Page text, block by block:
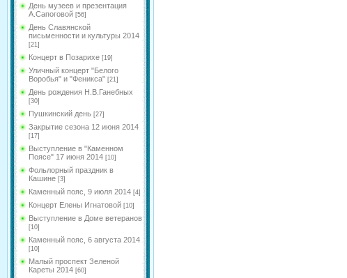
День музеев и презентация
А.Сапоговой [56]
День Славянской
письменности и культуры 2014
[21]
Концерт в Позарихе [19]
Уличный концерт "Белого
Воробья" и "Феникса" [21]
День рождения Н.В.Ганебных
[30]
Пушкинский день [27]
Закрытие сезона 12 июня 2014
[17]
Выступление в "Каменном
Поясе" 17 июня 2014 [10]
Фольлорный праздник в
Кашине [3]
Каменный пояс, 9 июля 2014 [4]
Концерт Елены Игнатовой [10]
Выступление в Доме ветеранов
[10]
Каменный пояс, 6 августа 2014
[10]
Малый проспект Зеленой
Кареты 2014 [60]